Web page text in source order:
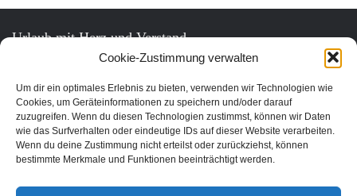
Cookie-Zustimmung verwalten
Um dir ein optimales Erlebnis zu bieten, verwenden wir Technologien wie
Cookies, um Geräteinformationen zu speichern und/oder darauf
zuzugreifen. Wenn du diesen Technologien zustimmst, können wir Daten
wie das Surfverhalten oder eindeutige IDs auf dieser Website verarbeiten.
Wenn du deine Zustimmung nicht erteilst oder zurückziehst, können
bestimmte Merkmale und Funktionen beeinträchtigt werden.
Urlaub mit Herz und Verstand.
Unter den Urlaubsaktivitäten findest du die schönsten nachhaltigen
Unterkünfte, Ausflüge und Veranstaltungen aus der Region. In unserem
Shop gibt es für dich nachhaltige Produkte für deinen Urlaub und Alltag.
Unsere Motivation